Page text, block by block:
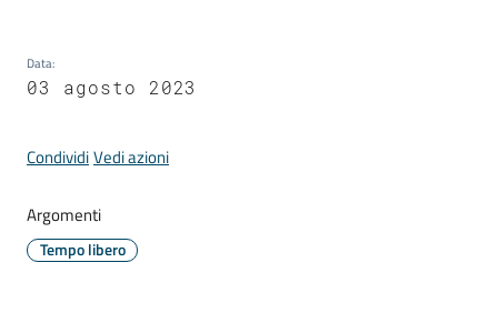
Periodico
Concordia
Comune
Sportello
SUE
Data:
03 agosto 2023
CondividiVedi azioni
Argomenti
Tempo libero